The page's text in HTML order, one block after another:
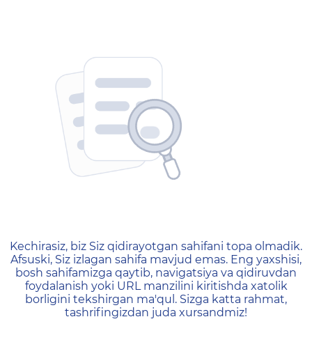
404 — Страница не
Kechirasiz, biz Siz qidirayotgan sahifani topa olmadik.
Afsuski, Siz izlagan sahifa mavjud emas. Eng yaxshisi,
bosh sahifamizga qaytib, navigatsiya va qidiruvdan
foydalanish yoki URL manzilini kiritishda xatolik
borligini tekshirgan ma'qul. Sizga katta rahmat,
tashrifingizdan juda xursandmiz!